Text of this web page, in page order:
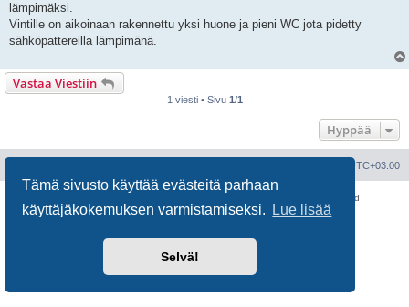
Tämä sivusto käyttää evästeitä parhaan
käyttäjäkokemuksen varmistamiseksi.
Lue lisää
Selvä!
lämpimäksi.
Vintille on aikoinaan rakennettu yksi huone ja pieni WC jota pidetty
sähköpattereilla lämpimänä.
Vastaa Viestiin
1 viesti • Sivu 1/1
Hyppää
UTC+03:00
® Forum Software © phpBB Limited
Käännös: phpBB Suomi (lurttinen, harritapio, Pettis)